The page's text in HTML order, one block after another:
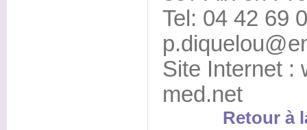
Tel: 04 42 69
Site Internet :
med.net
Retour à